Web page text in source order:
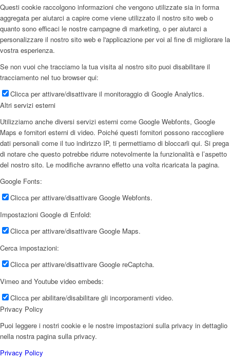
Questi cookie raccolgono informazioni che vengono utilizzate sia in forma
aggregata per aiutarci a capire come viene utilizzato il nostro sito web o
quanto sono efficaci le nostre campagne di marketing, o per aiutarci a
personalizzare il nostro sito web e l'applicazione per voi al fine di migliorare la
vostra esperienza.
Se non vuoi che tracciamo la tua visita al nostro sito puoi disabilitare il
tracciamento nel tuo browser qui:
Clicca per attivare/disattivare il monitoraggio di Google Analytics.
Altri servizi esterni
Utilizziamo anche diversi servizi esterni come Google Webfonts, Google
Maps e fornitori esterni di video. Poiché questi fornitori possono raccogliere
dati personali come il tuo indirizzo IP, ti permettiamo di bloccarli qui. Si prega
di notare che questo potrebbe ridurre notevolmente la funzionalità e l’aspetto
del nostro sito. Le modifiche avranno effetto una volta ricaricata la pagina.
Google Fonts:
Clicca per attivare/disattivare Google Webfonts.
Impostazioni Google di Enfold:
Clicca per attivare/disattivare Google Maps.
Cerca impostazioni:
Clicca per attivare/disattivare Google reCaptcha.
Vimeo and Youtube video embeds:
Clicca per abilitare/disabilitare gli incorporamenti video.
Privacy Policy
Puoi leggere i nostri cookie e le nostre impostazioni sulla privacy in dettaglio
nella nostra pagina sulla privacy.
Privacy Policy